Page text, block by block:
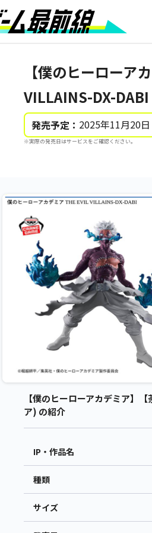
【僕のヒーローア
VILLAINS-DX-DABI
発売予定： 2025年11月20
※実際の発売日はサービスをご確認ください。
【僕のヒーローアカデミア】
ア) の紹介
IP・作品名
種類
サイズ